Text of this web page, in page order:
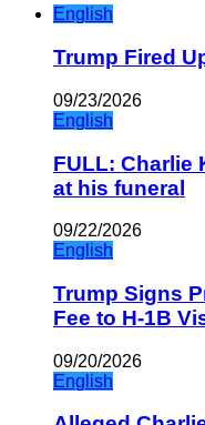
English
Trump Fired
09/23/2026
English
FULL: Charlie
at his funeral
09/22/2026
English
Trump Signs
Fee to H-1B
09/20/2026
English